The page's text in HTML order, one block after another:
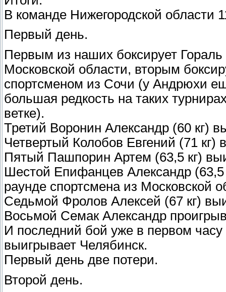
В команде Нижегородской
Первый день.
Первым из наших боксирует
Московской области, вторым
спортсменом из Сочи (у Андрюхи
большая редкость на таких
ветке).
Третий Воронин Александр (60 кг)
Четвертый Колобов Евгений (71
Пятый Пашпорин Артем (63,5 кг)
Шестой Епифанцев Александр (63,5
раунде спортсмена из Московской
Седьмой Фролов Алексей (67 кг)
Восьмой Семак Александр
И последний бой уже в первом
выигрывает Челябинск.
Первый день две потери.
Второй день.